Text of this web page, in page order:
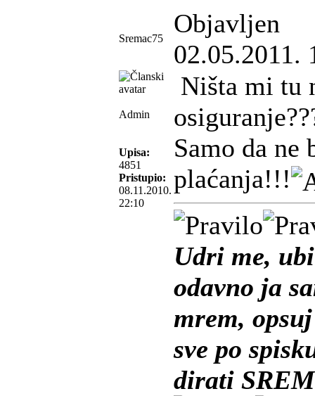
Sremac75
Objavljen
02.05.2011.
Admin
Upisa:
4851
Pristupio:
08.11.2010.
22:10
Ništa mi tu
Samo da ne
plaćanja!!!
Udri me,
odavno ja
mrem,
sve po
dirati